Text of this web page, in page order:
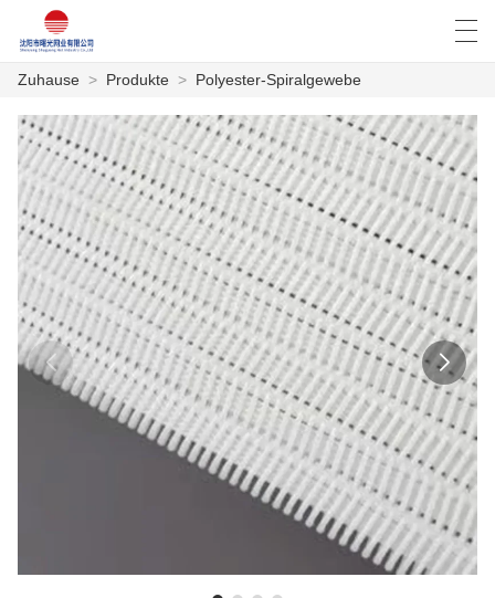
ZUHAUSE
PRODUKTE
NACHRICHTEN
DER FALL
العربية Deutsch English
Zuhause > Produkte > Polyester-Spiralgewebe